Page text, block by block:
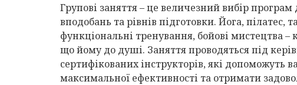
Групові заняття – це величезний вибір програм
вподобань та рівнів підготовки. Йога, пілатес,
функціональні тренування, бойові мистецтва –
що йому до душі. Заняття проводяться під
сертифікованих інструкторів, які допоможуть
максимальної ефективності та отримати